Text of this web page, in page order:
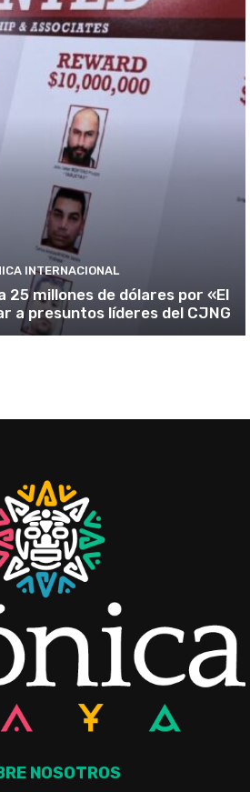
INTERNACIONAL
25 millones de dólares por «El
a presuntos líderes del CJNG
NOSOTROS